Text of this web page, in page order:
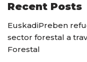
Recent Posts
EuskadiPreben
sector forestal a
Forestal